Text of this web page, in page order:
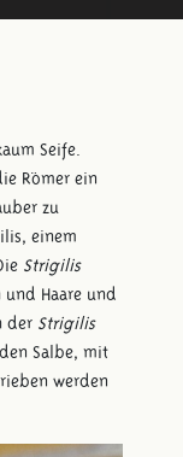
Seife.
Römer ein
zu
einem
Strigilis
Haare und
der Strigilis
Salbe, mit
werden